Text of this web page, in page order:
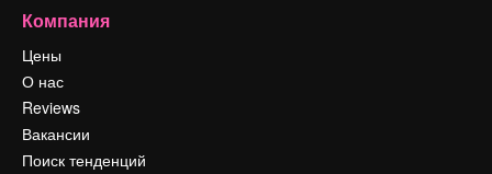
Компания
Цены
О нас
Reviews
Вакансии
Поиск тенденций